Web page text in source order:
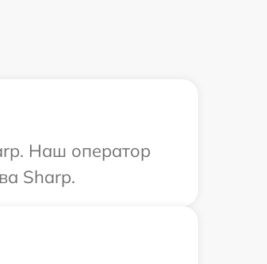
Наш оператор
Sharp.